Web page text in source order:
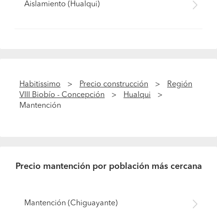
Aislamiento (Hualqui)
Habitissimo Precio construcción
Región
VIII Biobío - Concepción
Hualqui
Mantención
Precio mantención por población más cercana
Mantención (Chiguayante)